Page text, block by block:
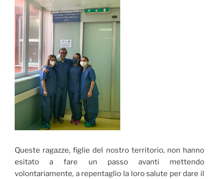
Queste ragazze, figlie del nostro territorio, non hanno
esitato a fare un passo avanti mettendo
volontariamente, a repentaglio la loro salute per dare il